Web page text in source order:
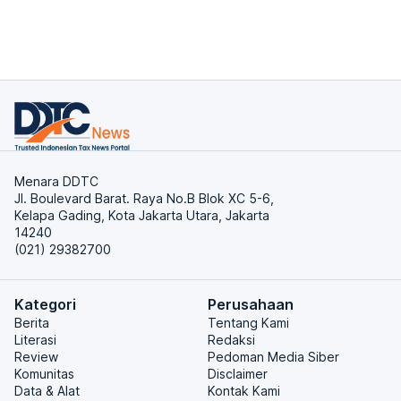
Menara DDTC
Jl. Boulevard Barat. Raya No.B Blok XC 5-6,
Kelapa Gading, Kota Jakarta Utara, Jakarta
14240
(021) 29382700
Kategori
Berita
Literasi
Review
Komunitas
Data & Alat
Perusahaan
Tentang Kami
Redaksi
Pedoman Media Siber
Disclaimer
Kontak Kami